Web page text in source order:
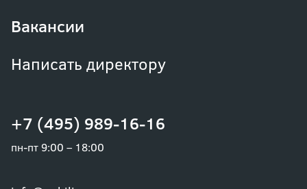
+7 (495) 989-16-16
пн-пт 9:00 – 18:00
Вакансии
Написать директору